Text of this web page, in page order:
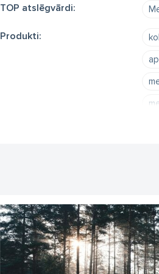
TOP atslēgvārdi:
Produkti: